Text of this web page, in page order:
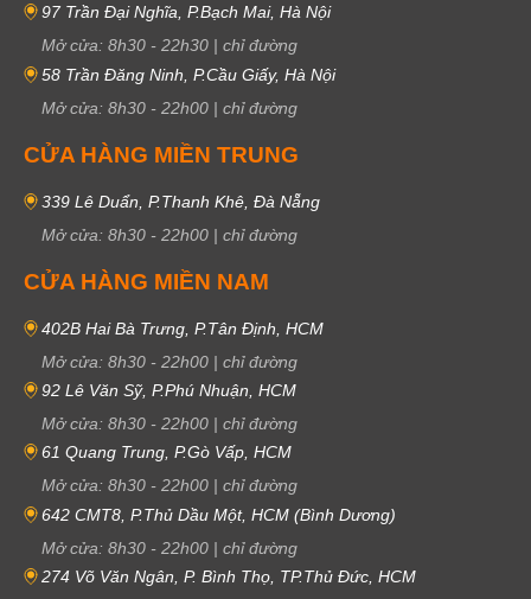
97 Trần Đại Nghĩa, P.Bạch Mai, Hà Nội
Mở cửa: 8h30 - 22h30 | chỉ đường
58 Trần Đăng Ninh, P.Cầu Giấy, Hà Nội
Mở cửa: 8h30 - 22h00 | chỉ đường
CỬA HÀNG MIỀN TRUNG
339 Lê Duẩn, P.Thanh Khê, Đà Nẵng
Mở cửa: 8h30 - 22h00 | chỉ đường
CỬA HÀNG MIỀN NAM
402B Hai Bà Trưng, P.Tân Định, HCM
Mở cửa: 8h30 - 22h00 | chỉ đường
92 Lê Văn Sỹ, P.Phú Nhuận, HCM
Mở cửa: 8h30 - 22h00 | chỉ đường
61 Quang Trung, P.Gò Vấp, HCM
Mở cửa: 8h30 - 22h00 | chỉ đường
642 CMT8, P.Thủ Dầu Một, HCM (Bình Dương)
Mở cửa: 8h30 - 22h00 | chỉ đường
274 Võ Văn Ngân, P. Bình Thọ, TP.Thủ Đức, HCM